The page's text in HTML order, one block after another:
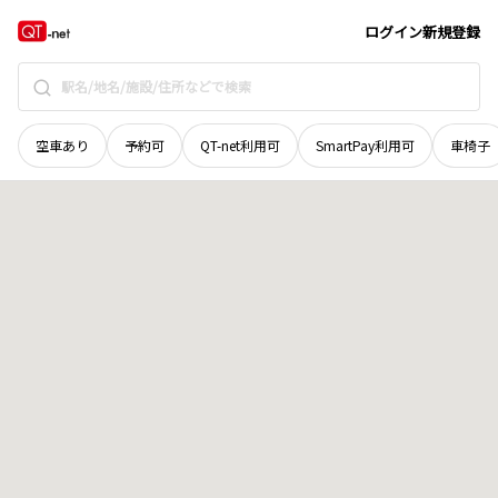
ログイン新規登録
空車あり 予約可 QT-net利用可 SmartPay利用可 車椅子
岩手県